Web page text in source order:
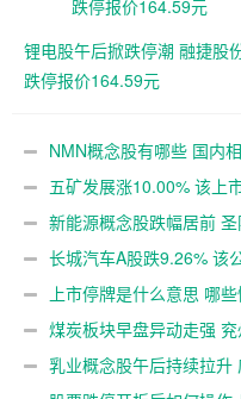
锂电股午后掀跌停潮 融捷股
跌停报价164.59元
NMN概念股有哪些 国内
五矿发展涨10.00% 该上
新能源概念股跌幅居前
长城汽车A股跌9.26% 该
上市停牌是什么意思 哪
煤炭板块早盘异动走强
乳业概念股午后持续拉升